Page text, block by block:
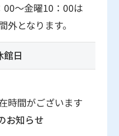
～金曜10：00は
外となります。
館日
時間がございます
お知らせ